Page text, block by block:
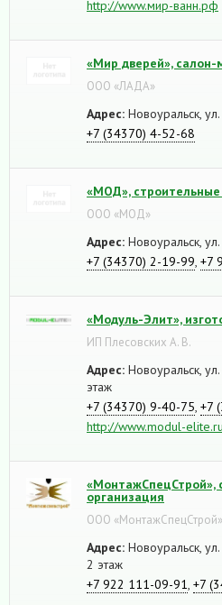
http://www.мир-ванн.рф
«Мир дверей», салон-
ООО «ЛАДА»
Адрес: Новоуральск,
+7 (34370) 4-52-68
«МОД»,
ООО «МОД»
Адрес: Новоуральск,
+7 (34370) 2-19-99 +7
«Модуль-Элит»,
ИП Плесовских А. В.
Адрес: Новоуральск,
этаж
+7 (34370) 9-40-75 +7
http://www.modul-elite.ru
«МонтажСпецСтрой»,
организация
ООО «МонтажСпецСтрой»
Адрес: Новоуральск,
2 этаж
+7 922 111-09-91 +7